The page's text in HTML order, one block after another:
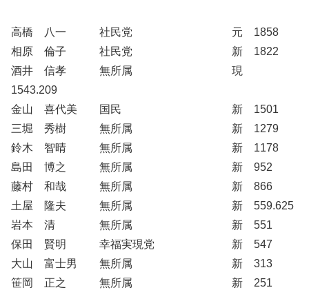
高橋 八一 社民党 元 1858
相原 倫子 社民党 新 1822
酒井 信孝 無所属 現
1543.209
金山 喜代美 国民 新 1501
三堀 秀樹 無所属 新 1279
鈴木 智晴 無所属 新 1178
島田 博之 無所属 新 952
藤村 和哉 無所属 新 866
土屋 隆夫 無所属 新 559.625
岩本 清 無所属 新 551
保田 賢明 幸福実現党 新 547
大山 富士男 無所属 新 313
笹岡 正之 無所属 新 251